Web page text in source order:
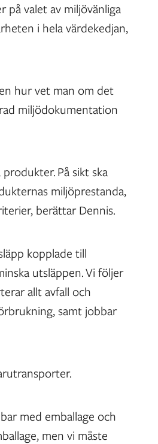
på valet av miljövänliga
i hela värdekedjan,
hur vet man om det
miljödokumentation
På sikt ska
miljöprestanda,
berättar Dennis.
kopplade till
utsläppen. Vi följer
allt avfall och
samt jobbar
med emballage och
men vi måste